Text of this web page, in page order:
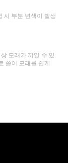
시 부분 변색이 발생
모래가 끼일 수 있
쓸어 모래를 쉽게